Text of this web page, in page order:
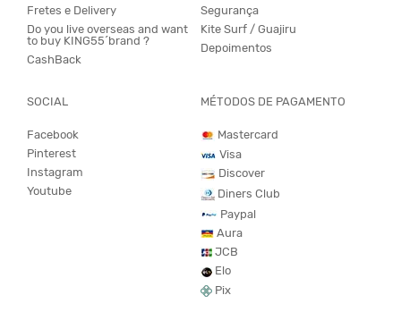
Fretes e Delivery
Do you live overseas and want
to buy KING55´brand ?
CashBack
Segurança
Kite Surf / Guajiru
Depoimentos
SOCIAL
Facebook
Pinterest
Instagram
Youtube
MÉTODOS DE PAGAMENTO
Mastercard
Visa
Discover
Diners Club
Paypal
Aura
JCB
Elo
Pix